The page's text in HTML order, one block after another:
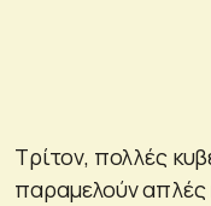
Τρίτον, πολλές
παραμελούν απλές